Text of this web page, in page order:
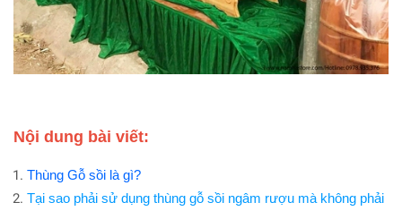
Nội dung bài viết:
Thùng Gỗ sồi là gì?
Tại sao phải sử dụng thùng gỗ sồi ngâm rượu mà không phải